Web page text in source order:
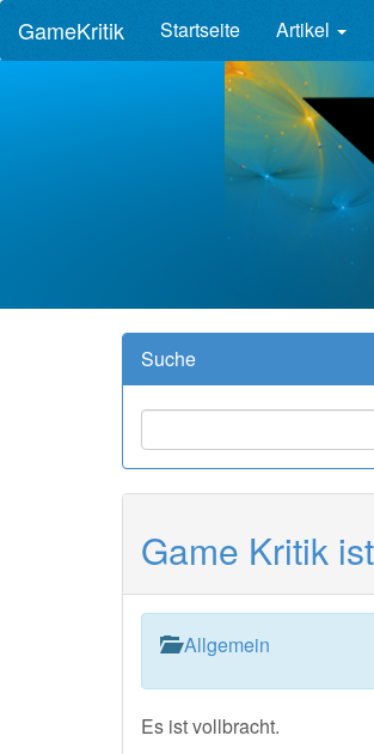
GameKritik Startseite Artikel
Suche
Game Kritik
Allgemein
Es ist vollbracht.